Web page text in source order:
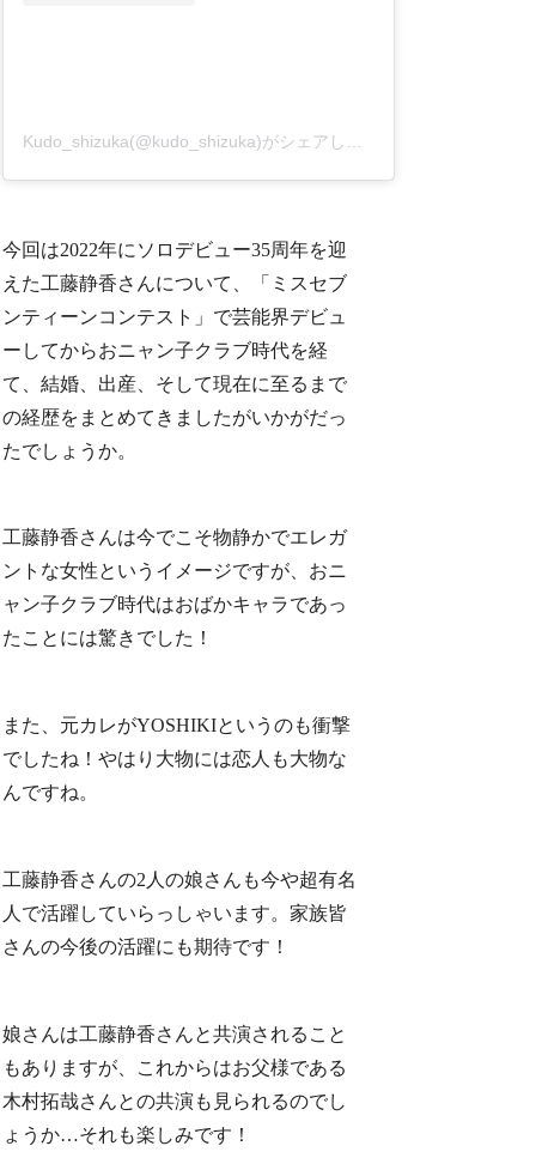
今回は2022年にソロデビュー35周年を迎
えた工藤静香さんについて、「ミスセブ
ンティーンコンテスト」で芸能界デビュ
ーしてからおニャン子クラブ時代を経
て、結婚、出産、そして現在に至るまで
の経歴をまとめてきましたがいかがだっ
たでしょうか。
工藤静香さんは今でこそ物静かでエレガ
ントな女性というイメージですが、おニ
ャン子クラブ時代はおばかキャラであっ
たことには驚きでした！
また、元カレがYOSHIKIというのも衝撃
でしたね！やはり大物には恋人も大物な
んですね。
工藤静香さんの2人の娘さんも今や超有名
人で活躍していらっしゃいます。家族皆
さんの今後の活躍にも期待です！
娘さんは工藤静香さんと共演されること
もありますが、これからはお父様である
木村拓哉さんとの共演も見られるのでし
ょうか…それも楽しみです！